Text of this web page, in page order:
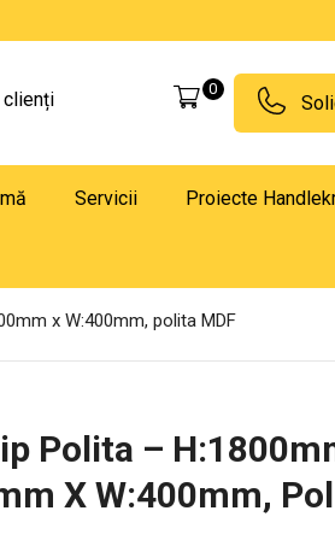
clienți 0
Servicii Proiecte
x W:400mm, polita MDF
Polita –
X W:400mm,